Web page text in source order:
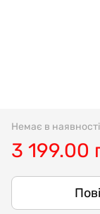
Немає в наявності
3 199.00